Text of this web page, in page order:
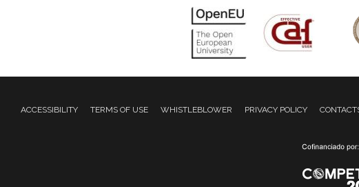
ACCESSIBILITY TERMS OF USE WHISTLEBLOWER PRIVACY POLICY